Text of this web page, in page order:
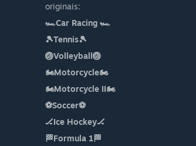
originais:
🏎️Car Racing 🏎️
🎾Tennis🎾
🏐Volleyball🏐
🏍️Motorcycle🏍️
🏍️Motorcycle II🏍️
⚽Soccer⚽
🏒Ice Hockey🏒
🏁Formula 1🏁